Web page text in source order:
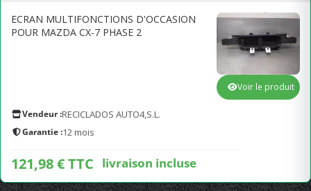
ECRAN MULTIFONCTIONS D'OCCASION
POUR MAZDA CX-7 PHASE 2
Vendeur :RECICLADOS AUTO4,S.L.
Garantie :12 mois
121,98 € TTC livraison incluse
Voir le produit